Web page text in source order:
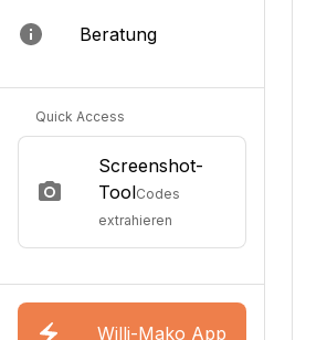
Beratung
Quick Access
Screenshot-
ToolCodes
extrahieren
Willi-Mako App